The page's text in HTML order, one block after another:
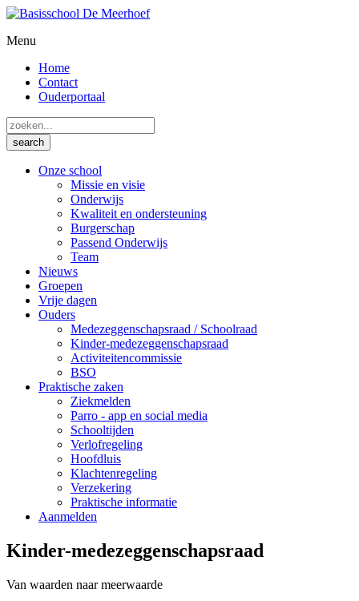
Menu
Home
Contact
Ouderportaal
Onze school
Missie en visie
Onderwijs
Kwaliteit en ondersteuning
Burgerschap
Passend Onderwijs
Team
Nieuws
Groepen
Vrije dagen
Ouders
Medezeggenschapsraad / Schoolraad
Kinder-medezeggenschapsraad
Activiteitencommissie
BSO
Praktische zaken
Ziekmelden
Parro - app en social media
Schooltijden
Verlofregeling
Hoofdluis
Klachtenregeling
Verzekering
Praktische informatie
Aanmelden
Kinder-medezeggenschapsraad
Van waarden naar meerwaarde